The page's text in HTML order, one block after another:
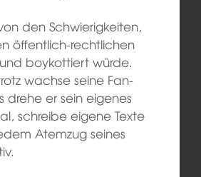
den Schwierigkeiten,
öffentlich-rechtlichen
boykottiert würde.
wachse seine Fan-
drehe er sein eigenes
schreibe eigene Texte
Atemzug seines